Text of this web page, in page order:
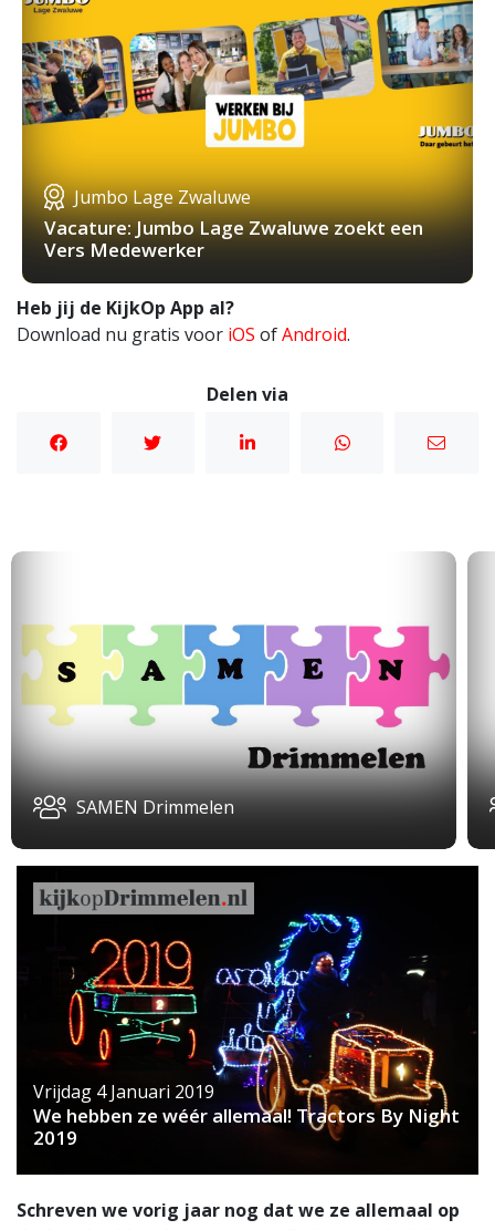
Jumbo Lage Zwaluwe
Vacature: Jumbo Lage Zwaluwe zoekt een
Vers Medewerker
Heb jij de KijkOp App al?
Download nu gratis voor iOS ofAndroid.
Delen via
SAMEN Drimmelen
Vrijdag 4 Januari 2019
We hebben ze wéér allemaal! Tractors By Night
2019
Schreven we vorig jaar nog dat we ze allemaal op